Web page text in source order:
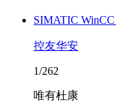
SIMATIC
控友华安
1/262
唯有杜康